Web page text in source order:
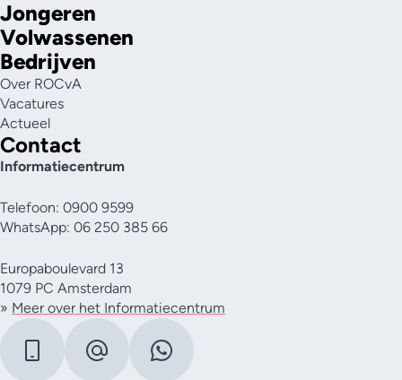
Jongeren
Volwassenen
Bedrijven
Over ROCvA
Vacatures
Actueel
Contact
Informatiecentrum
Telefoon: 0900 9599
WhatsApp: 06 250 385 66
Europaboulevard 13
1079 PC Amsterdam
» Meer over het Informatiecentrum